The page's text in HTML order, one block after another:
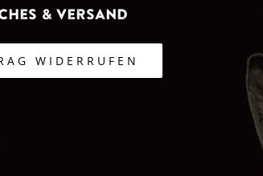
& Versand
WIDERRUFEN